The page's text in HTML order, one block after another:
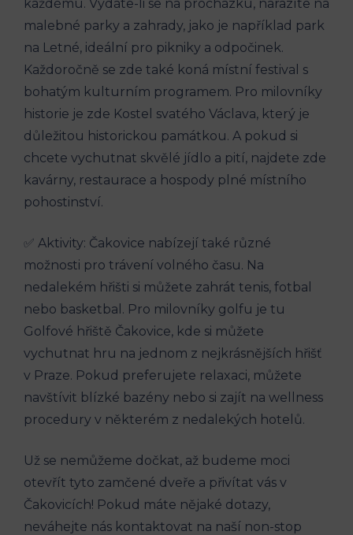
každému. Vydáte-li se na ⁢procházku, narazíte na
malebné parky a ⁣zahrady, jako je například park
na Letné, ideální pro‌ pikniky a odpočinek.
⁢Každoročně se zde také koná místní festival s
bohatým kulturním programem. Pro milovníky
historie je zde Kostel svatého Václava, který je
důležitou historickou památkou. A pokud si
chcete vychutnat skvělé ⁢jídlo a ‍pití, najdete zde
⁣kavárny, restaurace a hospody plné ⁣místního
pohostinství.
✅⁣ Aktivity: Čakovice nabízejí také různé
možnosti ⁢pro trávení volného času. Na
nedalekém hřišti si můžete zahrát ‌tenis, fotbal
nebo basketbal.⁢ Pro milovníky golfu je ⁢tu
Golfové hřiště Čakovice,⁤ kde si můžete
vychutnat‍ hru⁢ na jednom ‌z nejkrásnějších‍ hřišť
v Praze. Pokud preferujete relaxaci, můžete ​
navštívit blízké bazény nebo si zajít na wellness
⁣procedury v některém z nedalekých hotelů.
Už se nemůžeme dočkat, až budeme moci
otevřít tyto zamčené dveře a ⁤přivítat vás‌ v
⁤Čakovicích! Pokud máte nějaké dotazy,
neváhejte nás kontaktovat na naší⁢ non-stop